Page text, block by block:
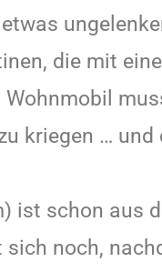
die mit
kriegen … und
ist schon aus
sich noch,